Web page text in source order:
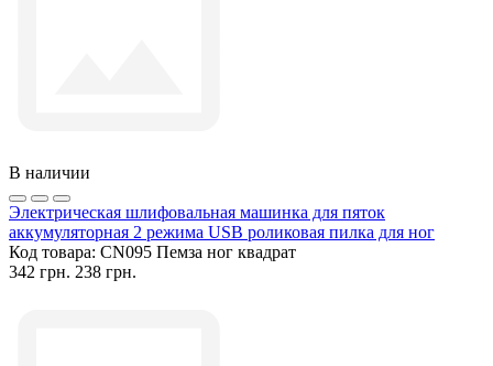
В наличии
Электрическая шлифовальная машинка для пяток
аккумуляторная 2 режима USB роликовая пилка для ног
Код товара: CN095 Пемза ног квадрат
342 грн. 238 грн.